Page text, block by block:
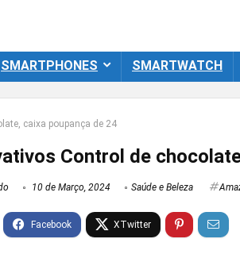
SMARTPHONES SMARTWATCH
caixa poupança de 24
Control de
10 de Março, 2024 Saúde e Beleza